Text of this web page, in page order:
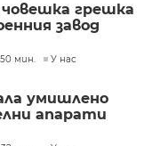
грешка
завод
мин. У нас
умишлено
апарати